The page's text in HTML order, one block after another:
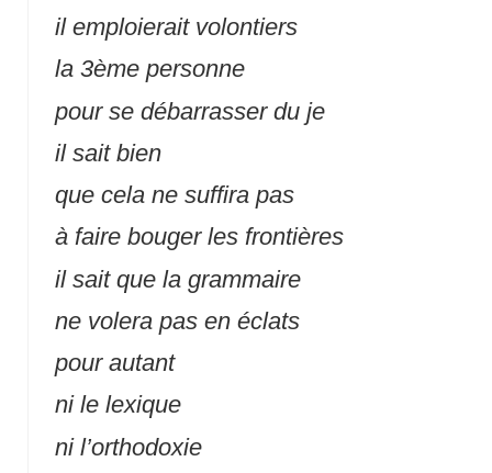
il emploierait volontiers
la 3ème personne
pour se débarrasser du je
il sait bien
que cela ne suffira pas
à faire bouger les frontières
il sait que la grammaire
ne volera pas en éclats
pour autant
ni le lexique
ni l’orthodoxie